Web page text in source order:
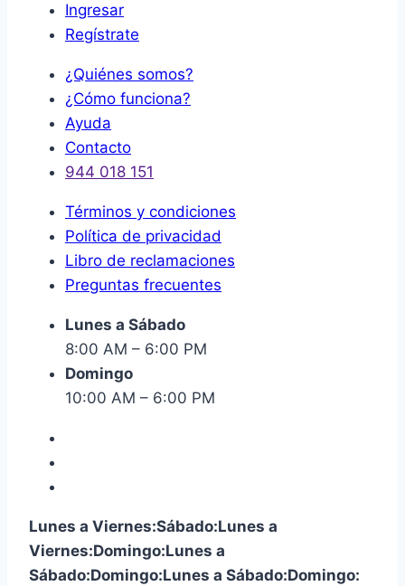
Ingresar
Regístrate
¿Quiénes somos?
¿Cómo funciona?
Ayuda
Contacto
944 018 151
Términos y condiciones
Política de privacidad
Libro de reclamaciones
Preguntas frecuentes
Lunes a Sábado
8:00 AM – 6:00 PM
Domingo
10:00 AM – 6:00 PM
Lunes a Viernes:Sábado:Lunes a
Viernes:Domingo:Lunes a
Sábado:Domingo:Lunes a Sábado:Domingo: